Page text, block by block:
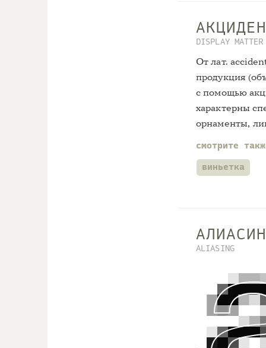
DISPLAY MATTER
От лат.
продукция
с помощью
характерны
орнаменты,
смотрите
виньетка
ALIASING